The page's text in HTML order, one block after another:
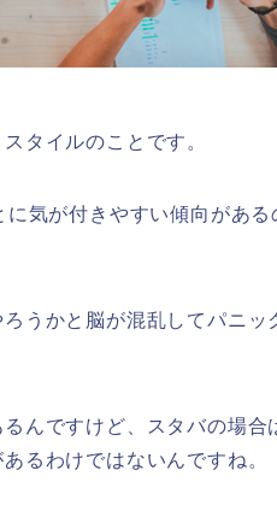
タイルのことです。
気が付きやすい傾向がある
うかと脳が混乱してパニッ
んですけど、スタバの場合
るわけではないんですね。